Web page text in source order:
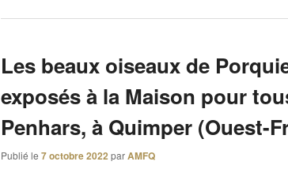
Les beaux oiseaux de
exposés à la Maison pour
Penhars, à Quimper (Ouest-
Publié le 7 octobre 2022 parAMFQ